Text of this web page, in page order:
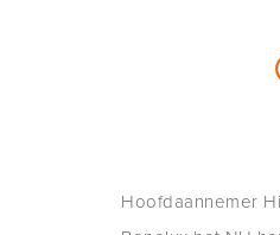
Hoofdaannemer
organisatie en